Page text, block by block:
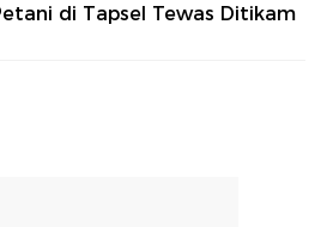
di Tapsel Tewas Ditikam